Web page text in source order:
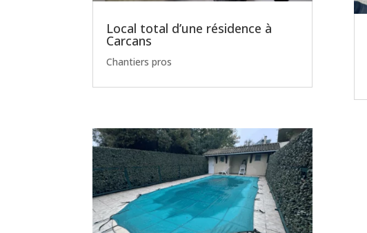
Local total d’une résidence à
Carcans
Chantiers pros